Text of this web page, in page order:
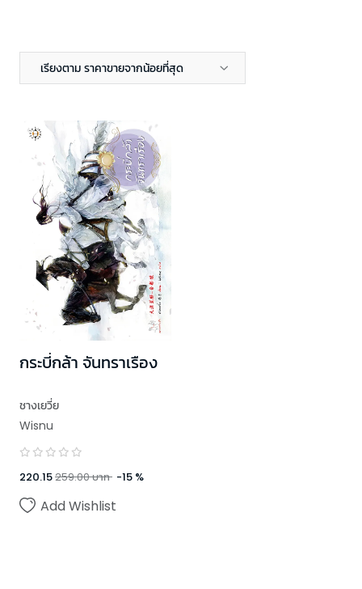
เรียงตาม ราคาขายจากน้อยที่สุด
กระบี่กล้า จันทราเรือง
ชางเยวี่ย
Wisnu
220.15259.00บาท -15 %
Add Wishlist